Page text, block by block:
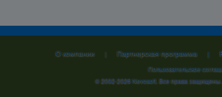
О компании | Партнерская программа |
Пользовательское
© 2002-2026Nevosoft. Все права защищены